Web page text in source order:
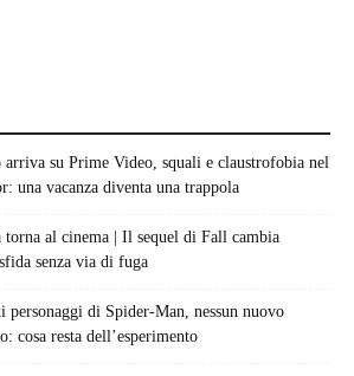
su Prime Video, squali e claustrofobia nel
una vacanza diventa una trappola
torna al cinema | Il sequel di Fall cambia
senza via di fuga
di Spider-Man, nessun nuovo
cosa resta dell’esperimento